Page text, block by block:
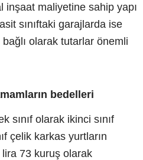
inşaat maliyetine sahip yapı
sınıftaki garajlarda ise
olarak tutarlar önemli
bedelleri
sınıf olarak ikinci sınıf
çelik karkas yurtların
73 kuruş olarak